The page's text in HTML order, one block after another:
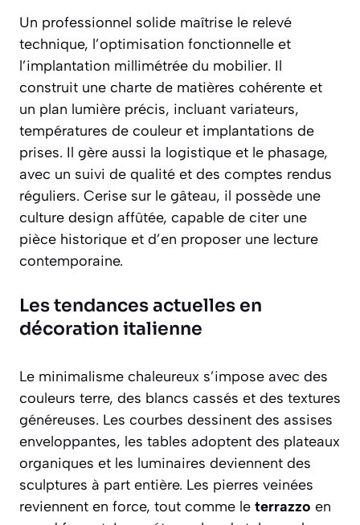
Un professionnel solide maîtrise le relevé
technique, l’optimisation fonctionnelle et
l’implantation millimétrée du mobilier. Il
construit une charte de matières cohérente et
un plan lumière précis, incluant variateurs,
températures de couleur et implantations de
prises. Il gère aussi la logistique et le phasage,
avec un suivi de qualité et des comptes rendus
réguliers. Cerise sur le gâteau, il possède une
culture design affûtée, capable de citer une
pièce historique et d’en proposer une lecture
contemporaine.
Les tendances actuelles en
décoration italienne
Le minimalisme chaleureux s’impose avec des
couleurs terre, des blancs cassés et des textures
généreuses. Les courbes dessinent des assises
enveloppantes, les tables adoptent des plateaux
organiques et les luminaires deviennent des
sculptures à part entière. Les pierres veinées
reviennent en force, tout comme le terrazzo en